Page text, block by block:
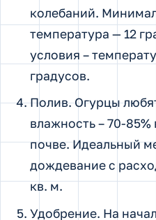
колебаний.
температура — 12
условия –
градусов.
Полив. Огурцы
влажность – 70-85%
почве. Идеальный
дождевание с
кв. м.
Удобрение. На